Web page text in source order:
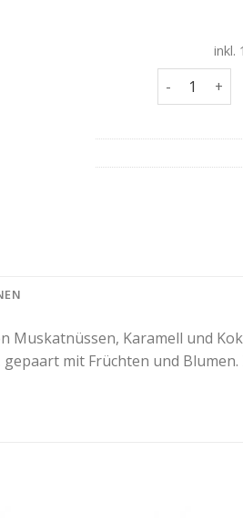
inkl.
Black Cask
Muskatnüssen, Karamell und
mit Früchten und Blumen.